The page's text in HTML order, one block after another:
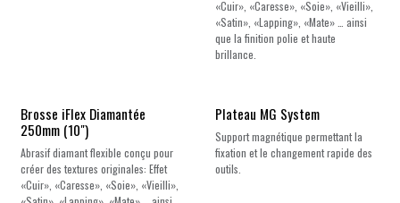
«Cuir», «Caresse», «Soie», «Vieilli»,
«Satin», «Lapping», «Mate» … ainsi
que la finition polie et haute
brillance.
Brosse iFlex Diamantée
250mm (10")
Abrasif diamant flexible conçu pour
créer des textures originales: Effet
«Cuir», «Caresse», «Soie», «Vieilli»,
Plateau MG System
Support magnétique permettant la
fixation et le changement rapide des
outils.